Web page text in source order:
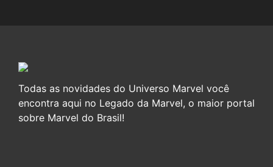
Todas as novidades do Universo Marvel você
encontra aqui no Legado da Marvel, o maior portal
sobre Marvel do Brasil!